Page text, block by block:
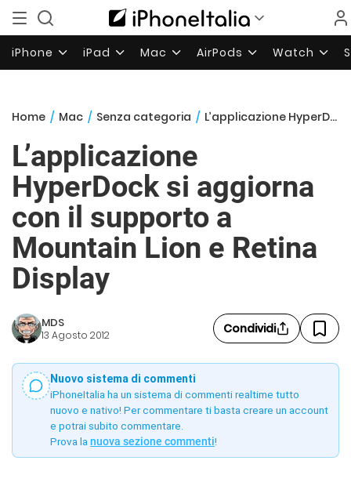
iPhone iPad Mac AirPods Watch
Home / Mac / Senza categoria / L’applicazione HyperDock si aggiorna con il supporto a Mountain Lion e Retina Display
L’applicazione
HyperDock si aggiorna
con il supporto a
Mountain Lion e Retina
Display
MDS
13 Agosto 2012 Condividi
Nuovo sistema di commenti
iPhoneItalia ha un sistema di commenti realtime tutto
nuovo e nativo! Per commentare ti basta creare un account
e potrai subito commentare.
Prova la nuova sezione commenti!